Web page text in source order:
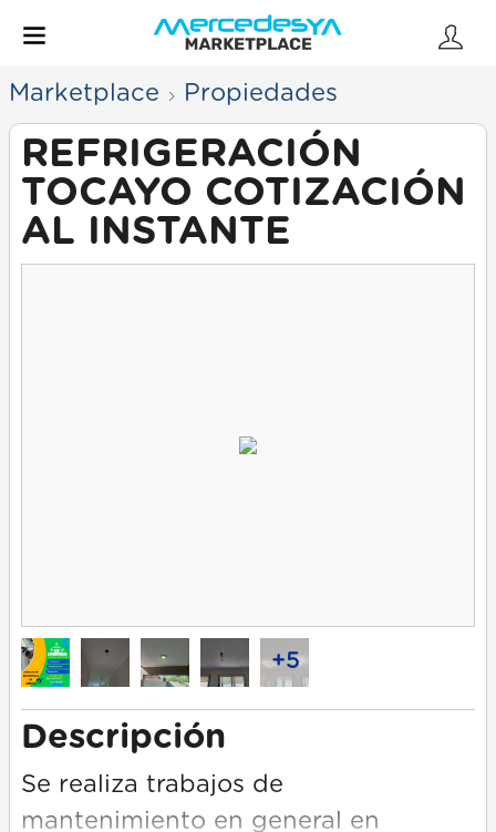
Marketplace Propiedades
REFRIGERACIÓN
TOCAYO COTIZACIÓN
AL INSTANTE
+5
Descripción
Se realiza trabajos de
mantenimiento en general en